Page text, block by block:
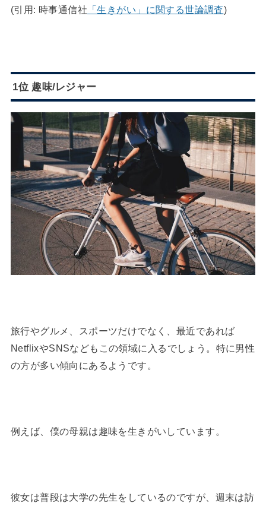
(引用: 時事通信社 「生きがい」に関する世論調査)
1位 趣味/レジャー
旅行やグルメ、スポーツだけでなく、最近であれば
NetflixやSNSなどもこの領域に入るでしょう。特に男性
の方が多い傾向にあるようです。
例えば、僕の母親は趣味を生きがいしています。
彼女は普段は大学の先生をしているのですが、週末は訪